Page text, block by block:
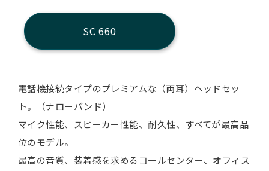
SC 660
電話機接続タイプのプレミアムな（両耳）ヘッドセッ
ト。（ナローバンド）
マイク性能、スピーカー性能、耐久性、すべてが最高品
位のモデル。
最高の音質、装着感を求めるコールセンター、オフィス